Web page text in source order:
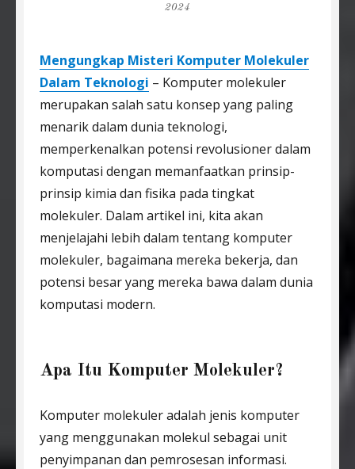
2024
Mengungkap Misteri Komputer Molekuler
Dalam Teknologi – Komputer molekuler
merupakan salah satu konsep yang paling
menarik dalam dunia teknologi,
memperkenalkan potensi revolusioner dalam
komputasi dengan memanfaatkan prinsip-
prinsip kimia dan fisika pada tingkat
molekuler. Dalam artikel ini, kita akan
menjelajahi lebih dalam tentang komputer
molekuler, bagaimana mereka bekerja, dan
potensi besar yang mereka bawa dalam dunia
komputasi modern.
Apa Itu Komputer Molekuler?
Komputer molekuler adalah jenis komputer
yang menggunakan molekul sebagai unit
penyimpanan dan pemrosesan informasi.